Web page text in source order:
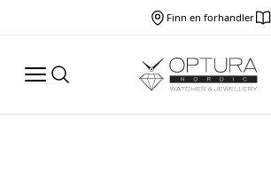
Finn en forhandler